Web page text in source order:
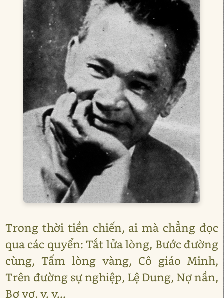
Trong thời tiền chiến, ai mà chẳng đọc
qua các quyển: Tắt lửa lòng, Bước đường
cùng, Tấm lòng vàng, Cô giáo Minh,
Trên đường sự nghiệp, Lệ Dung, Nợ nần,
Bơ vơ, v. v...